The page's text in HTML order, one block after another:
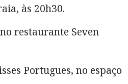
às 20h30.
restaurante Seven
Portugues, no espaço